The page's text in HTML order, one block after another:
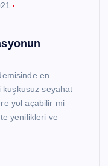
en
seyahat
yol açabilir mi
yenilikleri ve